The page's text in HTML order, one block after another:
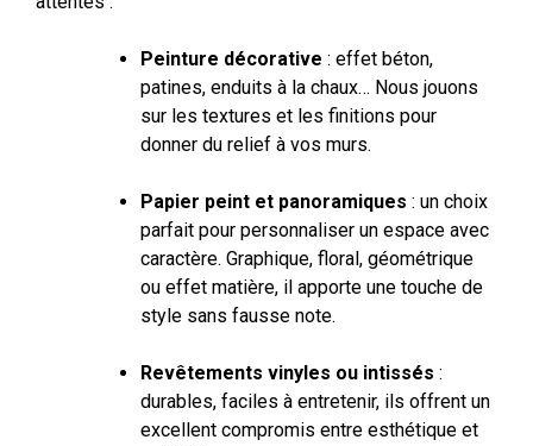
Peinture décorative : effet béton,
patines, enduits à la chaux… Nous jouons
sur les textures et les finitions pour
donner du relief à vos murs.
Papier peint et panoramiques : un choix
parfait pour personnaliser un espace avec
caractère. Graphique, floral, géométrique
ou effet matière, il apporte une touche de
style sans fausse note.
Revêtements vinyles ou intissés :
durables, faciles à entretenir, ils offrent un
excellent compromis entre esthétique et